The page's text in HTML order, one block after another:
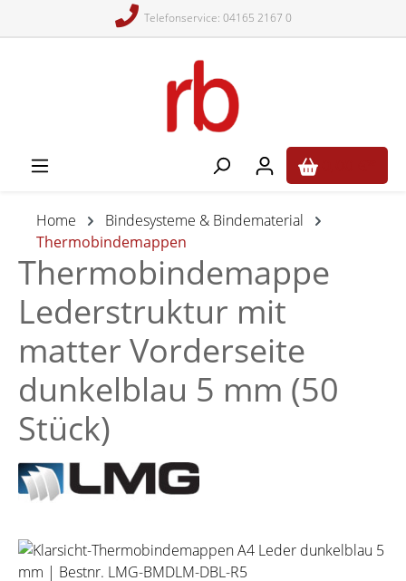
Telefonservice: 04165 2167 0
Home
Bindesysteme & Bindematerial
Thermobindemappen
Thermobindemappe
Lederstruktur mit
matter Vorderseite
dunkelblau 5 mm (50
Stück)
Bildergalerie überspringen